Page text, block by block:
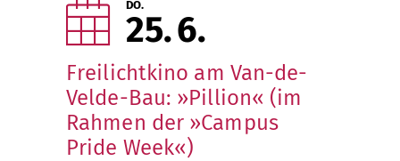
DO.
25 6
Freilichtkino am Van-de-
Velde-Bau: »Pillion« (im
Rahmen der »Campus
Pride Week«)